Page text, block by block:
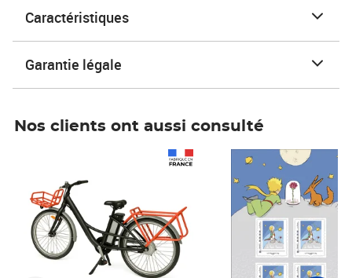
Caractéristiques
Garantie légale
Nos clients ont aussi consulté
Prix 6,25€ HT